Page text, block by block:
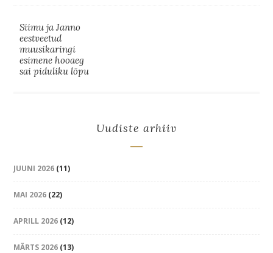
Siimu ja Janno
eestveetud
muusikaringi
esimene hooaeg
sai piduliku lõpu
Uudiste arhiiv
JUUNI 2026 (11)
MAI 2026 (22)
APRILL 2026 (12)
MÄRTS 2026 (13)